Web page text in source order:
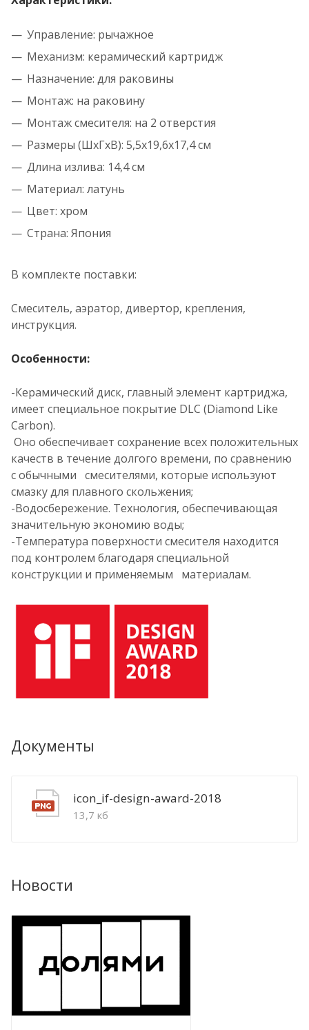
Управление: рычажное
Механизм: керамический картридж
Назначение: для раковины
Монтаж: на раковину
Монтаж смесителя: на 2 отверстия
Размеры (ШхГхВ): 5,5x19,6x17,4 см
Длина излива: 14,4 см
Материал: латунь
Цвет: хром
Страна: Япония
В комплекте поставки:
Смеситель, аэратор, дивертор, крепления,
инструкция.
Особенности:
-Керамический диск, главный элемент картриджа,
имеет специальное покрытие DLC (Diamond Like
Carbon).
Оно обеспечивает сохранение всех положительных
качеств в течение долгого времени, по сравнению
с обычными смесителями, которые используют
смазку для плавного скольжения;
-Водосбережение. Технология, обеспечивающая
значительную экономию воды;
-Температура поверхности смесителя находится
под контролем благодаря специальной
конструкции и применяемым материалам.
Документы
icon_if-design-award-2018
13,7 кб
Новости